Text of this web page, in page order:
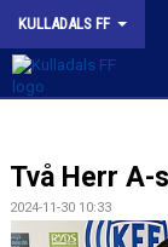
KULLADALS FF
OM KLUBBEN
NYHETER
Två Herr
2024-11-30 10:33